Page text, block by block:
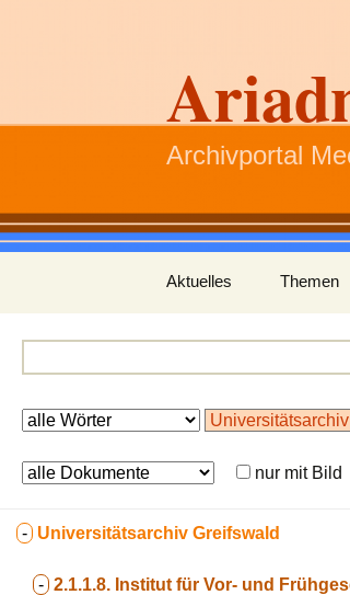
Archivportal
Inhalt
springen
Aktuelles Themen
nur mit
- Universitätsarchiv Greifswald
- 2.1.1.8. Institut für Vor- und